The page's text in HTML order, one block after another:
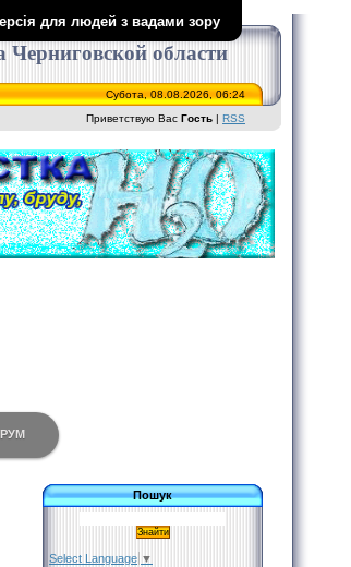
для людей з вадами зору
Черниговской области
Субота, 08.08.2026, 06:24
Приветствую Вас Гость | RSS
Пошук
Select Language ▼